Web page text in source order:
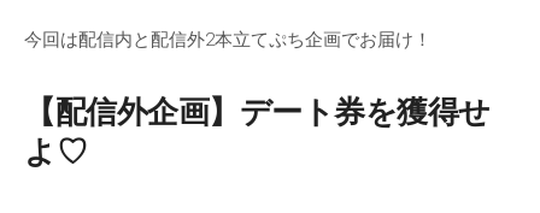
今回は配信内と配信外2本立てぷち企画でお届け！
【配信外企画】デート券を獲得せ
よ♡